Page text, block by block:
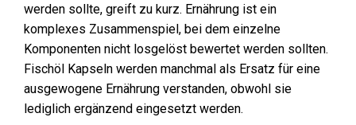
werden sollte, greift zu kurz. Ernährung ist ein
komplexes Zusammenspiel, bei dem einzelne
Komponenten nicht losgelöst bewertet werden sollten.
Fischöl Kapseln werden manchmal als Ersatz für eine
ausgewogene Ernährung verstanden, obwohl sie
lediglich ergänzend eingesetzt werden.